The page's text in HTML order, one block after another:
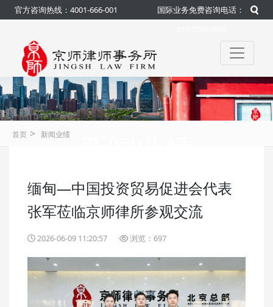
官方咨询热线：4001-666-001
国际业务免费咨询电话：
官方 咨询热线：4001-666-001
首页 > 新闻业绩
缅甸—中国投资贸易促进会代表
张军莅临京师律所参观交流
2026-06-09 11:20:57 浏览：697